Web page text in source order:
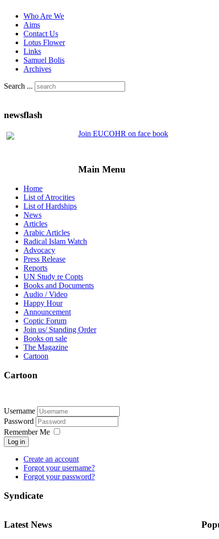
Who Are We
Aims
Contact Us
Lotus Flower
Links
Samuel Bolis
Archives
Search ...
newsflash
Join EUCOHR on face book
Main Menu
Home
List of Atrocities
List of Hardships
News
Articles
Arabic Articles
Radical Islam Watch
Advocacy
Press Release
Reports
UN Study re Copts
Books and Documents
Audio / Video
Happy Hour
Announcement
Coptic Forum
Join us/ Standing Order
Books on sale
The Magazine
Cartoon
Cartoon
Username
Password
Remember Me
Log in
Create an account
Forgot your username?
Forgot your password?
Syndicate
Latest News